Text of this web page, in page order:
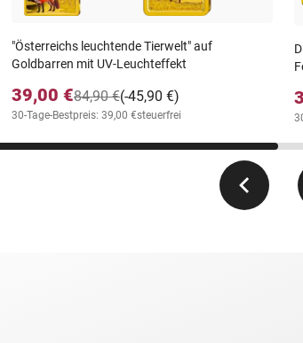
"Österreichs leuchtende Tierwelt" auf
Goldbarren mit UV-Leuchteffekt
39,00 € (-45,90 €)
84,90 €
30-Tage-Bestpreis: 39,00 €steuerfrei